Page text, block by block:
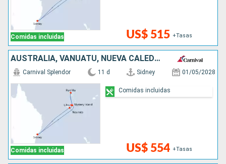
Comidas incluidas US$ 515 +Tasas
AUSTRALIA, VANUATU, NUEVA CALEDONIA
Comidas incluidas
Carnival Splendor 11 d Sidney 01/05/2028
US$ 554 +Tasas
Comidas incluidas